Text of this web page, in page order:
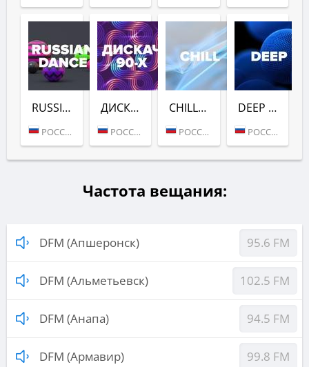
RUSSIAN DANCE (DFM)
РОССИЯ (МОСКВА)
ДИСКАЧ 90-Х (DFM)
РОССИЯ (МОСКВА)
CHILL (DFM)
РОССИЯ (МОСКВА)
DEEP (DFM)
РОССИЯ (МОСКВА)
Частота вещания:
DFM (Апшеронск) 95.6 FM
DFM (Альметьевск) 102.5 FM
DFM (Анапа) 94.5 FM
DFM (Армавир) 99.8 FM